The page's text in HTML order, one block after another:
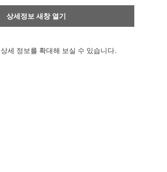
상세정보 새창 열기
상세 정보를 확대해 보실 수 있습니다.